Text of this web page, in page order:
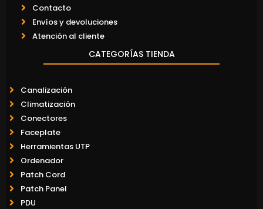
Contacto
Envíos y devoluciones
Atención al cliente
CATEGORÍAS TIENDA
Canalización
Climatización
Conectores
Faceplate
Herramientas UTP
Ordenador
Patch Cord
Patch Panel
PDU